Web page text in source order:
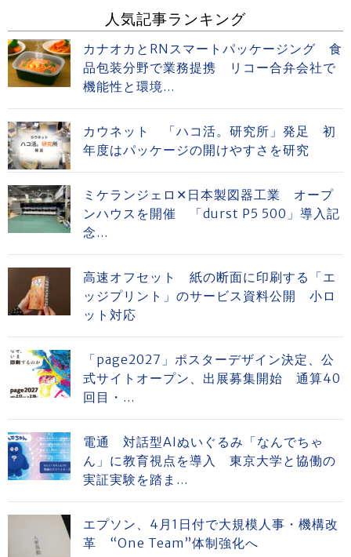
人気記事ランキング
カナオカとRNスマートパッケージング 食
品包装分野で業務提携 リコー合弁会社で
機能性と環境...
カウネット 「ハコ活。研究所」発足 初
年度はパッケージの開けやすさを研究
ミケランジェロ✕日本製図器工業 オープ
ンハウスを開催 「durst P5 500」導入記
念...
高速オフセット 紙の断面に印刷する「エ
ッジプリント」のサービス資料公開 小ロ
ット対応
「page2027」ポスターデザイン決定、公
式サイトオープン、出展募集開始 通算40
回目・...
電通 対話型AIぬいぐるみ「なんでちゃ
ん」に教育視点を導入 東京大学と協働の
実証実験を踏ま...
エプソン、4月1日付で大規模人事・機構改
革 “One Team”体制強化へ